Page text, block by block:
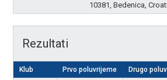
10381, Bedenica,
Rezultati
Klub Prvo poluvrijeme Drugo